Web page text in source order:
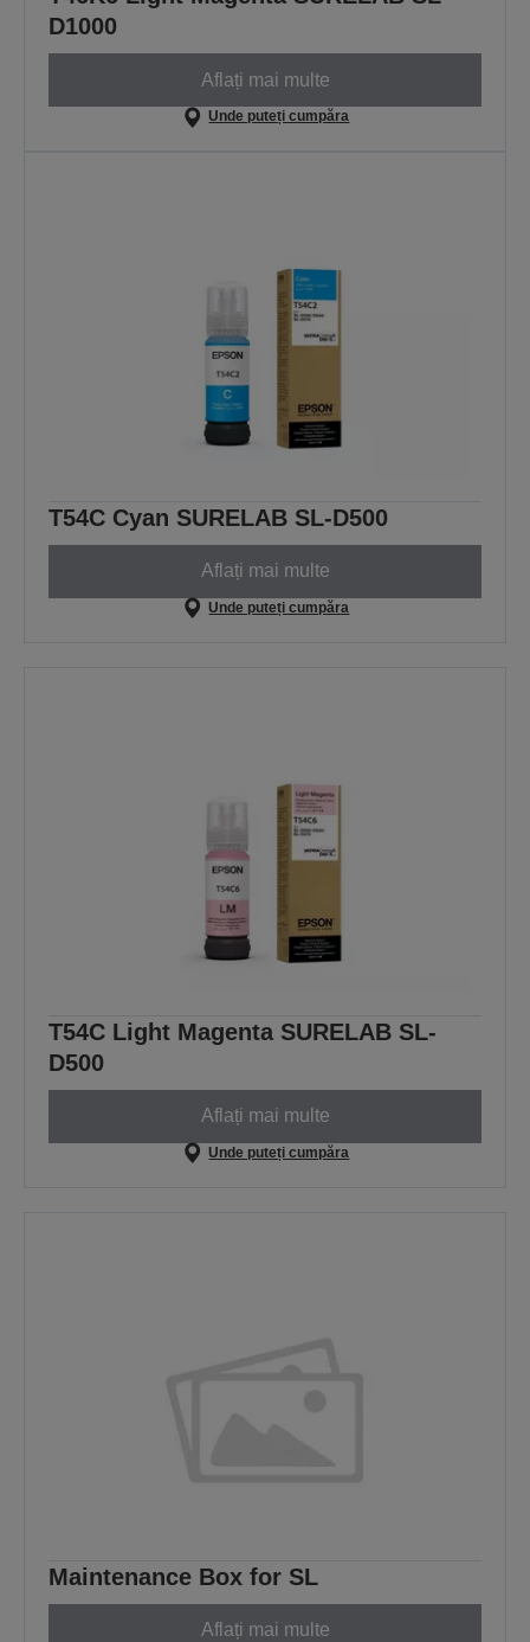
D1000
Aflați mai multe
Unde puteți cumpăra
T54C Cyan SURELAB SL-D500
Aflați mai multe
Unde puteți cumpăra
T54C Light Magenta SURELAB SL-
D500
Aflați mai multe
Unde puteți cumpăra
Maintenance Box for SL
Aflați mai multe